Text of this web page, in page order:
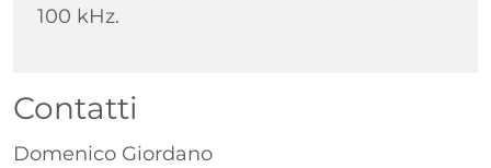
100 kHz.
Contatti
Domenico Giordano